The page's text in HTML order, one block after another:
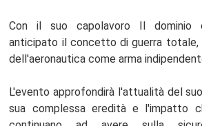
Con il suo capolavoro Il dominio
anticipato il concetto di guerra totale,
dell'aeronautica come arma
L'evento approfondirà l'attualità del
sua complessa eredità e l'impatto